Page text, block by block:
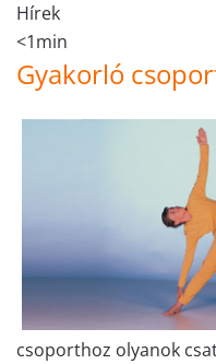
Hírek
<1min
Gyakorló
csoporthoz olyanok